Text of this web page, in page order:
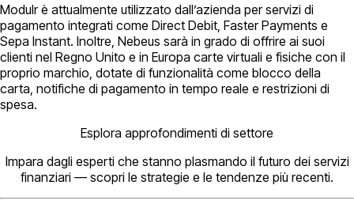
Modulr è attualmente utilizzato dall’azienda per servizi di
pagamento integrati come Direct Debit, Faster Payments e
Sepa Instant. Inoltre, Nebeus sarà in grado di offrire ai suoi
clienti nel Regno Unito e in Europa carte virtuali e fisiche con il
proprio marchio, dotate di funzionalità come blocco della
carta, notifiche di pagamento in tempo reale e restrizioni di
spesa.
Esplora approfondimenti di settore
Impara dagli esperti che stanno plasmando il futuro dei servizi
finanziari — scopri le strategie e le tendenze più recenti.